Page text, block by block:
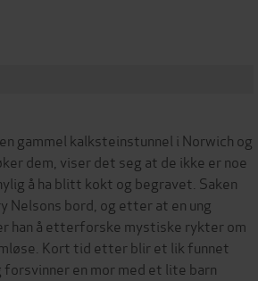
gammel kalksteinstunnel i Norwich og
dem, viser det seg at de ikke er noe
å ha blitt kokt og begravet. Saken
Nelsons bord, og etter at en ung
han å etterforske mystiske rykter om
Kort tid etter blir et lik funnet
en mor med et lite barn